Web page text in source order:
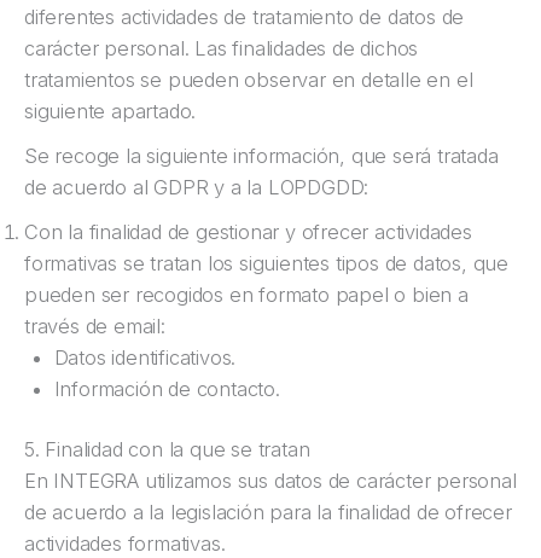
diferentes actividades de tratamiento de datos de
carácter personal. Las finalidades de dichos
tratamientos se pueden observar en detalle en el
siguiente apartado.
Se recoge la siguiente información, que será tratada
de acuerdo al GDPR y a la LOPDGDD:
Con la finalidad de gestionar y ofrecer actividades
formativas se tratan los siguientes tipos de datos, que
pueden ser recogidos en formato papel o bien a
través de email:
Datos identificativos.
Información de contacto.
5. Finalidad con la que se tratan
En INTEGRA utilizamos sus datos de carácter personal
de acuerdo a la legislación para la finalidad de ofrecer
actividades formativas.